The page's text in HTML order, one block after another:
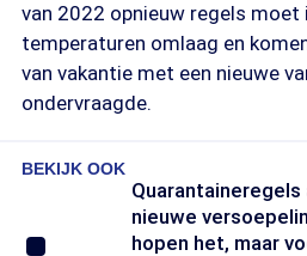
van 2022 opnieuw regels moet
temperaturen omlaag en
van vakantie met een nieuwe
ondervraagde.
BEKIJK OOK
nieuwe
hopen het, maar